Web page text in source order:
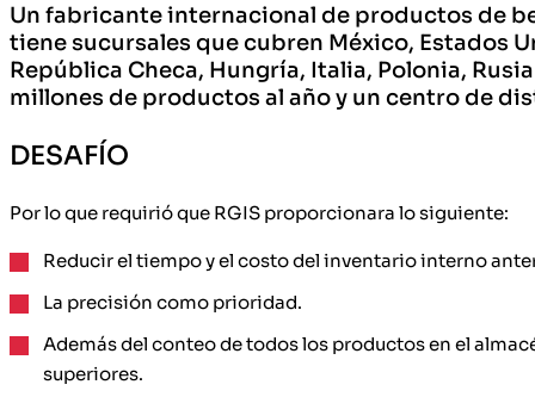
Un fabricante internacional de productos de
tiene sucursales que cubren México, Estados
República Checa, Hungría, Italia, Polonia,
millones de productos al año y un centro de
DESAFÍO
Por lo que requirió que RGIS proporcionara lo siguiente:
Reducir el tiempo y el costo del inventario interno
La precisión como prioridad.
Además del conteo de todos los productos en el
superiores.